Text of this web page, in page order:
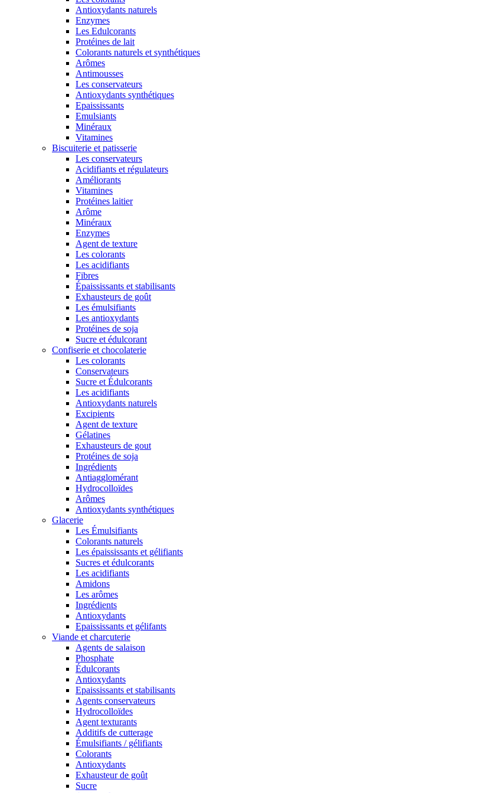
Antioxydants naturels
Enzymes
Les Edulcorants
Protéines de lait
Colorants naturels et synthétiques
Arômes
Antimousses
Les conservateurs
Antioxydants synthétiques
Epaississants
Emulsiants
Minéraux
Vitamines
Biscuiterie et patisserie
Les conservateurs
Acidifiants et régulateurs
Améliorants
Vitamines
Protéines laitier
Arôme
Minéraux
Enzymes
Agent de texture
Les colorants
Les acidifiants
Fibres
Épaississants et stabilisants
Exhausteurs de goût
Les émulsifiants
Les antioxydants
Protéines de soja
Sucre et édulcorant
Confiserie et chocolaterie
Les colorants
Conservateurs
Sucre et Édulcorants
Les acidifiants
Antioxydants naturels
Excipients
Agent de texture
Gélatines
Exhausteurs de gout
Protéines de soja
Ingrédients
Antiagglomérant
Hydrocolloïdes
Arômes
Antioxydants synthétiques
Glacerie
Les Émulsifiants
Colorants naturels
Les épaississants et gélifiants
Sucres et édulcorants
Les acidifiants
Amidons
Les arômes
Ingrédients
Antioxydants
Epaississants et gélifants
Viande et charcuterie
Agents de salaison
Phosphate
Édulcorants
Antioxydants
Epaississants et stabilisants
Agents conservateurs
Hydrocolloïdes
Agent texturants
Additifs de cutterage
Émulsifiants / gélifiants
Colorants
Antioxydants
Exhausteur de goût
Sucre